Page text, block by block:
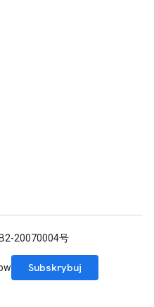
20070004号
Subskrybuj